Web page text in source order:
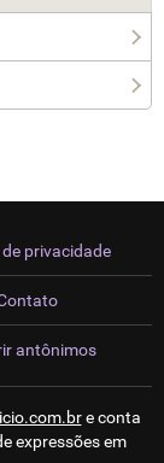
privacidade
antônimos
e conta
expressões em